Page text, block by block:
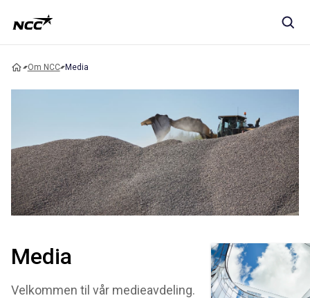
Om NCC Media
Media
Velkommen til vår medieavdeling.